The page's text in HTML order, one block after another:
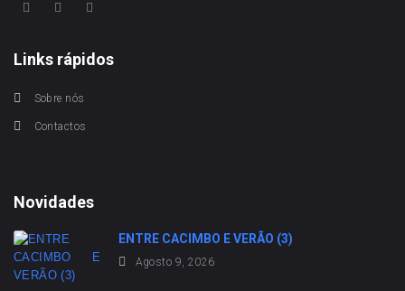
Links rápidos
Sobre nós
Contactos
Novidades
ENTRE CACIMBO E VERÃO (3)
Agosto 9, 2026